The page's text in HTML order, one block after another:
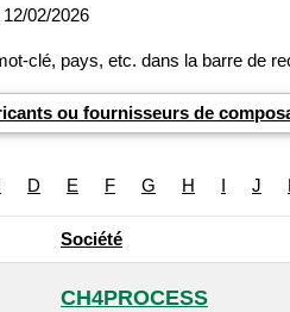
12/02/2026
ou fournisseurs de
D E F G H I J
Société
CH4PROCESS